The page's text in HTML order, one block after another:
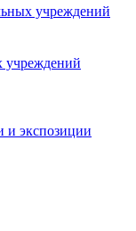
учреждений
учреждений
и экспозиции